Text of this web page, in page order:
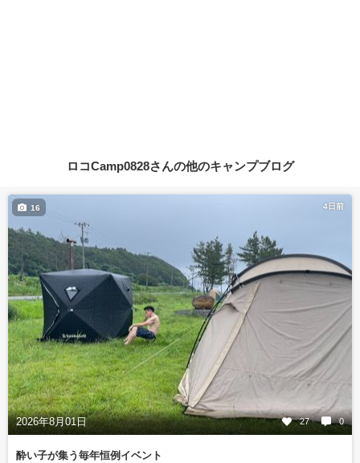
ロコCamp0828さんの他のキャンプブログ
4日前
2026年8月01日 27 0
16
酔い子が集う毎年恒例イベント